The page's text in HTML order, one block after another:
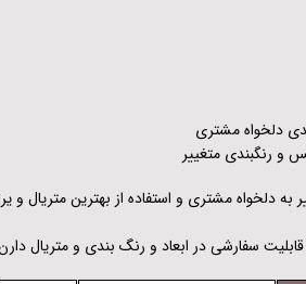
دلخواه مشتری
و رنگبندی متغییر
به دلخواه مشتری و استفاده از بهترین
سفارشی در ابعاد و رنگ بندی و متریال